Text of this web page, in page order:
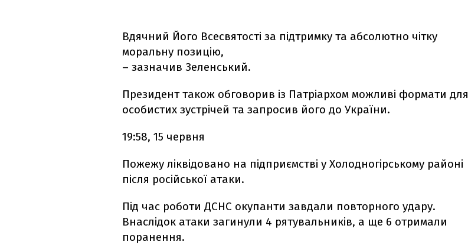
Вдячний Його Всесвятості за підтримку та абсолютно чітку
моральну позицію,
– зазначив Зеленський.
Президент також обговорив із Патріархом можливі формати для
особистих зустрічей та запросив його до України.
19:58, 15 червня
Пожежу ліквідовано на підприємстві у Холодногірському районі
після російської атаки.
Під час роботи ДСНС окупанти завдали повторного удару.
Внаслідок атаки загинули 4 рятувальників, а ще 6 отримали
поранення.